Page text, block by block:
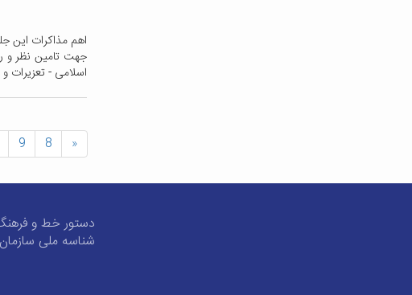
جهت تامین نظر و
اسلامی - تعزیرات
«
8
9
دستور خط و
شناسه ملی